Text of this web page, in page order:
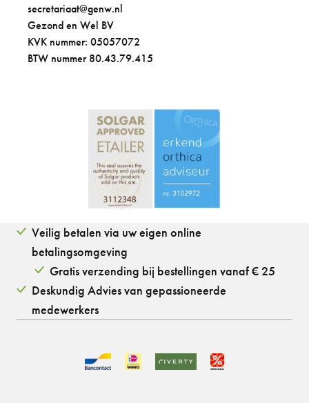
secretariaat@genw.nl
Gezond en Wel BV
KVK nummer: 05057072
BTW nummer 80.43.79.415
Veilig betalen via uw eigen online
betalingsomgeving
Gratis verzending bij bestellingen vanaf € 25
Deskundig Advies van gepassioneerde
medewerkers